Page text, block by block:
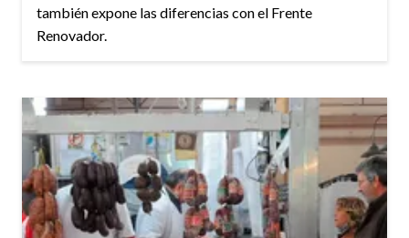
también expone las diferencias con el Frente
Renovador.